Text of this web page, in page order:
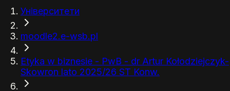
Університети
moodle2.e-wsb.pl
Etyka w biznesie - PwB - dr Artur Kołodziejczyk-
Skowron lato 2025/26 ST Konw.